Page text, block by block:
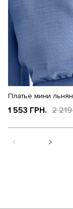
Платье мини
1 553 ГРН. 2